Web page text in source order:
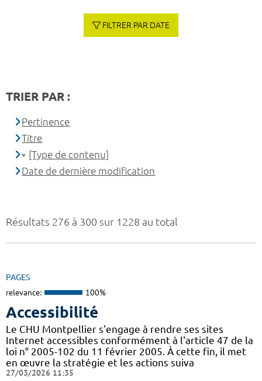
Résultats 276 à 300 sur 1228 au total
PAGES
relevance: 100%
Accessibilité
Le CHU Montpellier s'engage à rendre ses sites
Internet accessibles conformément à l'article 47 de la
loi n° 2005-102 du 11 février 2005. À cette fin, il met
en œuvre la stratégie et les actions suiva
27/03/2026 11:35
FILTRER PAR DATE
TRIER PAR :
Pertinence
Titre
[Type de contenu]
Date de dernière modification